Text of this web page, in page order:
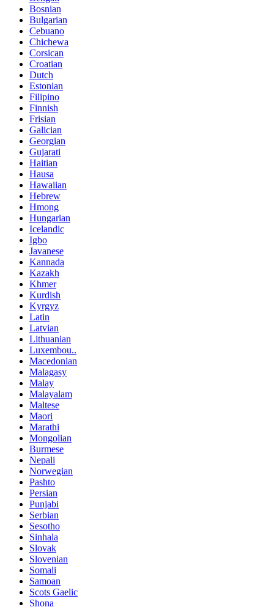
Bosnian
Bulgarian
Cebuano
Chichewa
Corsican
Croatian
Dutch
Estonian
Filipino
Finnish
Frisian
Galician
Georgian
Gujarati
Haitian
Hausa
Hawaiian
Hebrew
Hmong
Hungarian
Icelandic
Igbo
Javanese
Kannada
Kazakh
Khmer
Kurdish
Kyrgyz
Latin
Latvian
Lithuanian
Luxembou..
Macedonian
Malagasy
Malay
Malayalam
Maltese
Maori
Marathi
Mongolian
Burmese
Nepali
Norwegian
Pashto
Persian
Punjabi
Serbian
Sesotho
Sinhala
Slovak
Slovenian
Somali
Samoan
Scots Gaelic
Shona